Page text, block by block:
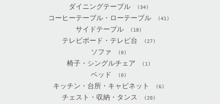
ダイニングテーブル (34)
コーヒーテーブル・ローテーブル (41)
サイドテーブル (18)
テレビボード・テレビ台 (27)
ソファ (0)
椅子・シングルチェア (1)
ベッド (0)
キッチン・台所・キャビネット (6)
チェスト・収納・タンス (20)